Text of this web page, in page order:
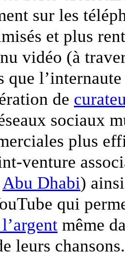
sur les
et plus
vidéo (à
que
de
sociaux
plus
venture
Abu Dhabi)
qui
même
leurs chansons.